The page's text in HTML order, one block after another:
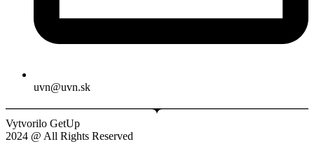
uvn@uvn.sk
Vytvorilo GetUp
2024 @ All Rights Reserved